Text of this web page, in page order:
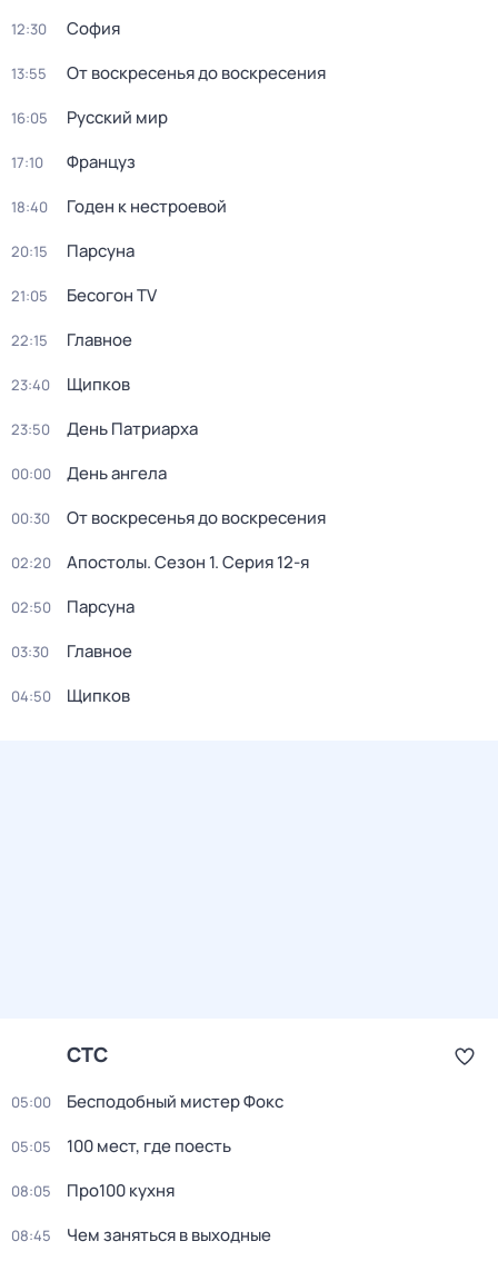
12:30 София
13:55 От воскресенья до воскресения
16:05 Русский мир
17:10 Француз
18:40 Годен к нестроевой
20:15 Парсуна
21:05 Бесогон TV
22:15 Главное
23:40 Щипков
23:50 День Патриарха
00:00 День ангела
00:30 От воскресенья до воскресения
02:20 Апостолы. Сезон 1. Серия 12-я
02:50 Парсуна
03:30 Главное
04:50 Щипков
СТС
05:00 Бесподобный мистер Фокс
05:05 100 мест, где поесть
08:05 Про100 кухня
08:45 Чем заняться в выходные